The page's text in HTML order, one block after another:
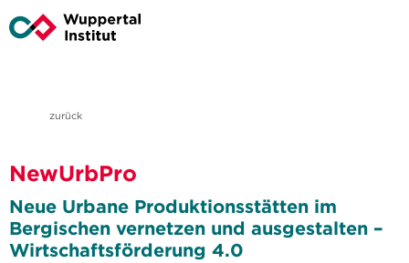
zurück
NewUrbPro
Neue Urbane Produktionsstätten im
Bergischen vernetzen und ausgestalten –
Wirtschaftsförderung 4.0